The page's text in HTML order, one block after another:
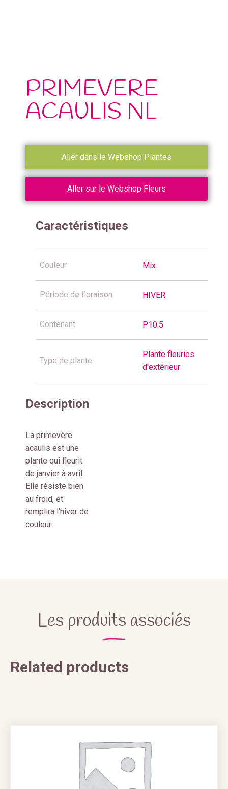
PRIMEVERE
ACAULIS NL
Aller dans le Webshop Plantes
Aller sur le Webshop Fleurs
Caractéristiques
Couleur Mix
Période de floraison HIVER
Contenant P10.5
Type de plante
Plante fleuries
d'extérieur
Description
La primevère
acaulis est une
plante qui fleurit
de janvier à avril.
Elle résiste bien
au froid, et
remplira l'hiver de
couleur.
Les produits associés
Related products